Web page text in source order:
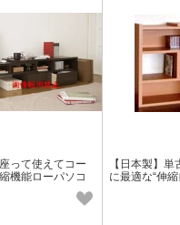
って使えてコー
機能ローパソコ
【日本製】
に最適な“伸